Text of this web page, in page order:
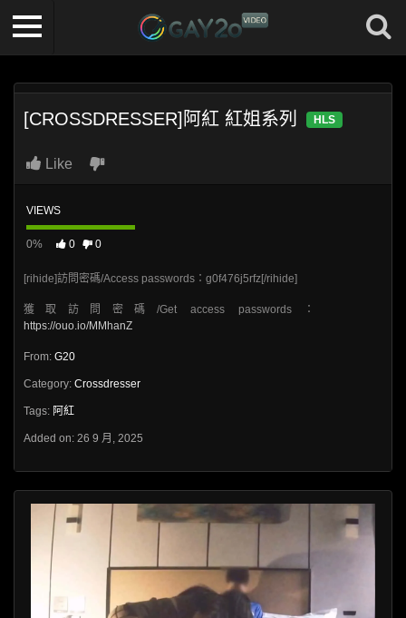
[CROSSDRESSER]阿紅 紅姐系列 HLS
Like
VIEWS
0% 0 0
[rihide]訪問密碼/Access passwords：g0f476j5rfz[/rihide]
獲取訪問密碼/Get access passwords：
https://ouo.io/MMhanZ
From: G20
Category: Crossdresser
Tags: 阿紅
Added on: 26 9 月, 2025